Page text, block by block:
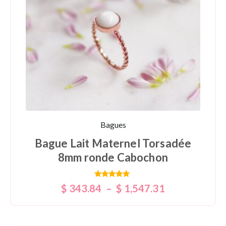
Bagues
Bague Lait Maternel Torsadée
8mm ronde Cabochon
Note
5.00
$ 343.84 – $ 1,547.31